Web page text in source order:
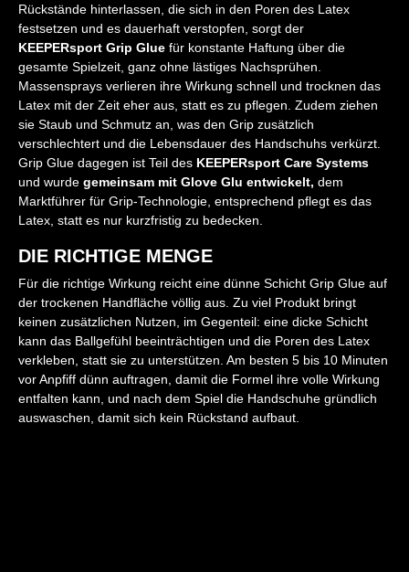
Rückstände hinterlassen, die sich in den Poren des Latex
festsetzen und es dauerhaft verstopfen, sorgt der
KEEPERsport Grip Glue für konstante Haftung über die
gesamte Spielzeit, ganz ohne lästiges Nachsprühen.
Massensprays verlieren ihre Wirkung schnell und trocknen das
Latex mit der Zeit eher aus, statt es zu pflegen. Zudem ziehen
sie Staub und Schmutz an, was den Grip zusätzlich
verschlechtert und die Lebensdauer des Handschuhs verkürzt.
Grip Glue dagegen ist Teil des KEEPERsport Care Systems
und wurde gemeinsam mit Glove Glu entwickelt, dem
Marktführer für Grip-Technologie, entsprechend pflegt es das
Latex, statt es nur kurzfristig zu bedecken.
DIE RICHTIGE MENGE
Für die richtige Wirkung reicht eine dünne Schicht Grip Glue auf
der trockenen Handfläche völlig aus. Zu viel Produkt bringt
keinen zusätzlichen Nutzen, im Gegenteil: eine dicke Schicht
kann das Ballgefühl beeinträchtigen und die Poren des Latex
verkleben, statt sie zu unterstützen. Am besten 5 bis 10 Minuten
vor Anpfiff dünn auftragen, damit die Formel ihre volle Wirkung
entfalten kann, und nach dem Spiel die Handschuhe gründlich
auswaschen, damit sich kein Rückstand aufbaut.